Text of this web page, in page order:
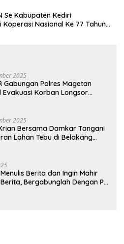
Se Kabupaten Kediri
2025
Gabungan Polres Magetan
Evakuasi Korban Longsor
2025
Bersama Damkar Tangani
Lahan Tebu di Belakang
Berita dan Ingin Mahir
Bergabunglah Dengan PT